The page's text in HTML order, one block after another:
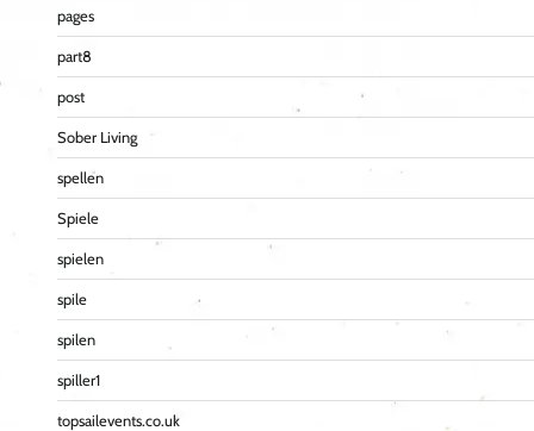
pages
part8
post
Sober Living
spellen
Spiele
spielen
spile
spilen
spiller1
topsailevents.co.uk